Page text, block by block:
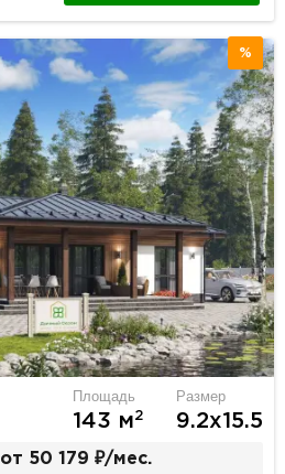
%
Площадь
143 м2
Размер
9.2х15.5
от 50 179 ₽/мес.